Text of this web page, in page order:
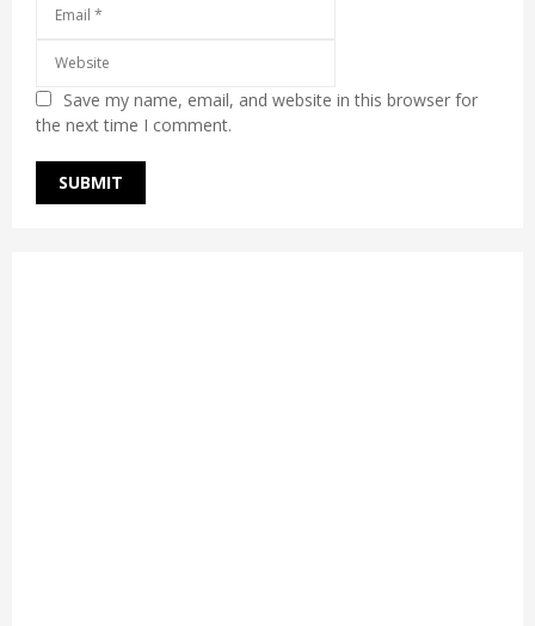
Save my name, email, and website in this browser for
the next time I comment.